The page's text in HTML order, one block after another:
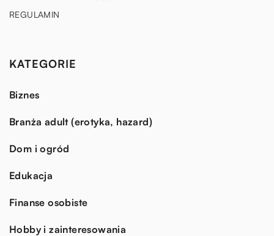
REGULAMIN
KATEGORIE
Biznes
Branża adult (erotyka, hazard)
Dom i ogród
Edukacja
Finanse osobiste
Hobby i zainteresowania